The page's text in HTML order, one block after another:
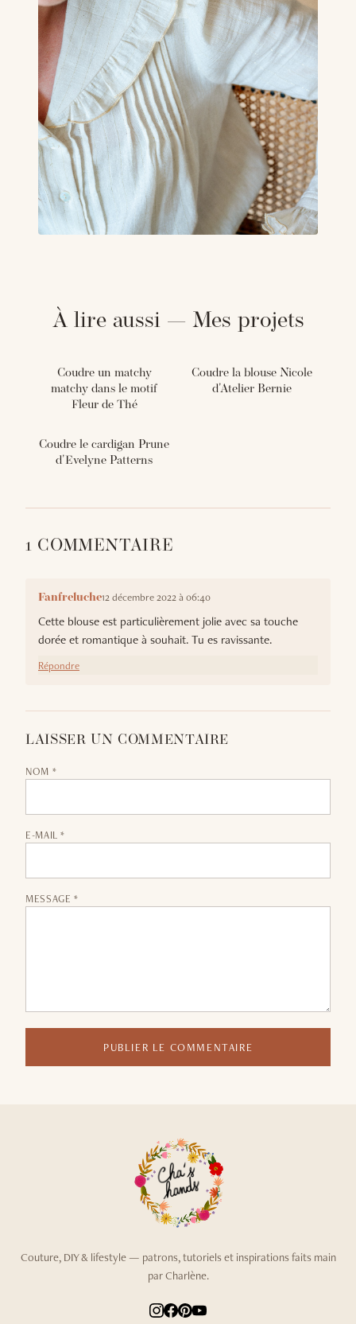
À lire aussi — Mes projets
Coudre un matchy
matchy dans le motif
Fleur de Thé
Coudre la blouse Nicole
d'Atelier Bernie
Coudre le cardigan Prune
d'Evelyne Patterns
1 COMMENTAIRE
Fanfreluche12 décembre 2022 à 06:40
Cette blouse est particulièrement jolie avec sa touche
dorée et romantique à souhait. Tu es ravissante.
Répondre
LAISSER UN COMMENTAIRE
NOM *
E-MAIL *
MESSAGE *
PUBLIER LE COMMENTAIRE
Couture, DIY & lifestyle — patrons, tutoriels et inspirations faits main
par Charlène.